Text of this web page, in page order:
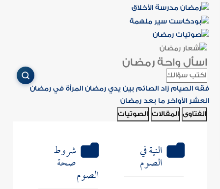
اسأل واحة رمضان
فقه الصيام زاد الصائم بين يدي رمضان المرأة في رمضان
العشر الأواخر ما بعد رمضان
الفتاوى المقالات الصوتيات
النية في
الصوم
شروط
صحة
الصوم